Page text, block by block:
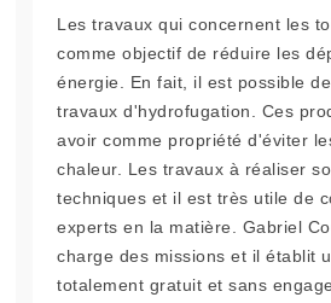
Les travaux qui concernent les
comme objectif de réduire les
énergie. En fait, il est possible
travaux d'hydrofugation. Ces
avoir comme propriété d'éviter
chaleur. Les travaux à réaliser
techniques et il est très utile de
experts en la matière. Gabriel
charge des missions et il établit
totalement gratuit et sans